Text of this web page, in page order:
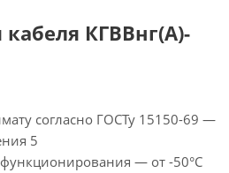
КГВВнг(А)-
согласно ГОСТу 15150-69 —
5
— от -50°С